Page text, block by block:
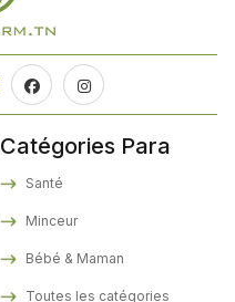
Catégories Para
Santé
Minceur
Bébé & Maman
Toutes les catégories